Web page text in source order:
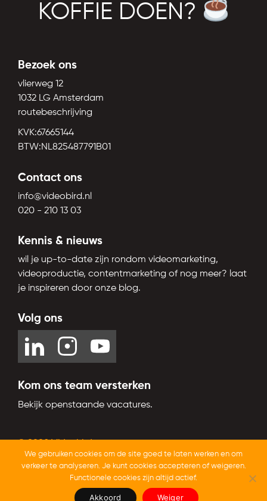
KOFFIE DOEN?
Bezoek ons
vlierweg 12
1032 LG Amsterdam
routebeschrijving
KVK:67665144
BTW:NL825487791B01
Contact ons
info@videobird.nl
020 - 210 13 03
Kennis & nieuws
wil je up-to-date zijn rondom videomarketing,
videoproductie, contentmarketing of nog meer? laat
je inspireren door onze blog.
Volg ons
Kom ons team versterken
Bekijk openstaande vacatures.
© 2026 Videobird
Beoordeeld opTrustoo.nlmet een9,4van 10
We gebruiken cookies om de site goed te laten werken en om
verkeer te analyseren. Je kunt cookies accepteren of weigeren.
Functionele cookies zijn altijd actief.
Akkoord Weiger